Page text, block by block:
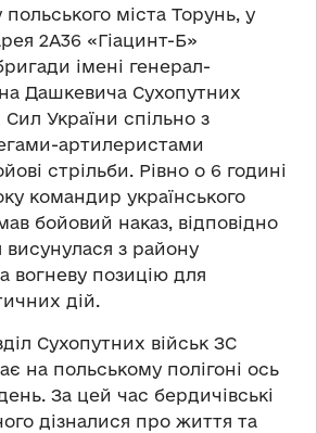
польського міста Торунь, у
2А36 «Гіацинт-Б»
імені генерал-
Дашкевича Сухопутних
України спільно з
артилеристами
стрільби. Рівно о 6 годині
командир українського
бойовий наказ, відповідно
висунулася з району
вогневу позицію для
дій.
Сухопутних військ ЗС
на польському полігоні ось
За цей час бердичівські
дізналися про життя та